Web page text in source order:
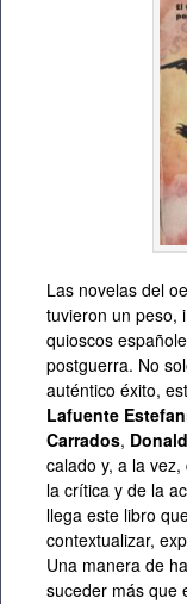
Las novelas del
tuvieron un peso,
quioscos
postguerra. No
auténtico éxito,
Lafuente
Carrados,
calado y, a la
la crítica y de la
llega este libro
contextualizar,
Una manera de
suceder más que